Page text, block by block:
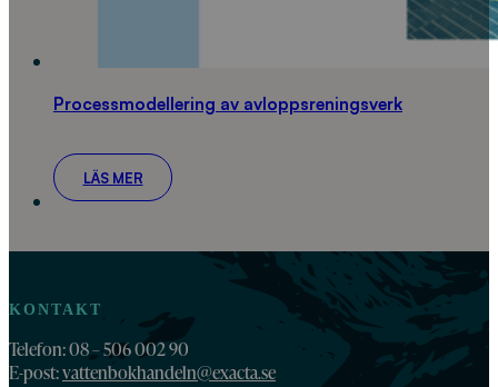
Processmodellering av avloppsreningsverk
LÄS MER
KONTAKT
Telefon: 08 – 506 002 90
E-post:vattenbokhandeln@exacta.se